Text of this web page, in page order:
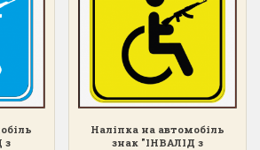
в ПДД є ще
Якими
з
Наліпка на автомобіль
знак "ІНВАЛІД з